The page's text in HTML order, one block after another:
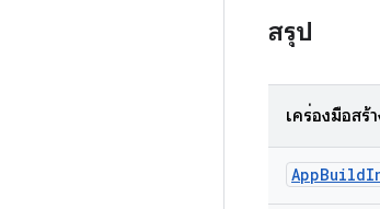
สรุป
เครื่องมือสร้
AppBuild